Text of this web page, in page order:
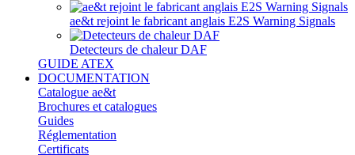
ae&t rejoint le fabricant anglais E2S Warning Signals
Detecteurs de chaleur DAF
GUIDE ATEX
DOCUMENTATION
Catalogue ae&t
Brochures et catalogues
Guides
Réglementation
Certificats